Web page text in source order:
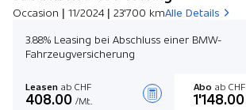
Occasion | 11/2024 | 23'700 kmAlle Details
3.88% Leasing bei Abschluss einer BMW-
Fahrzeugversicherung
Leasen ab CHF
408.00 /Mt.
Abo ab CHF
1'148.00